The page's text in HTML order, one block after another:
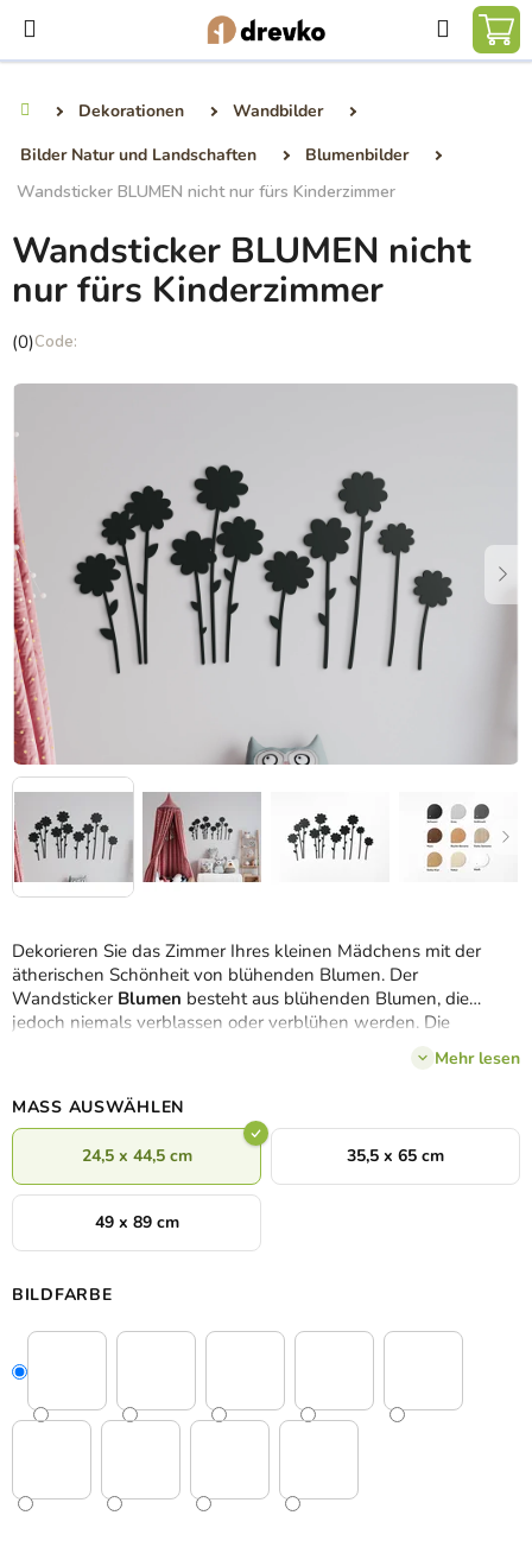
Inhalt
springen
Suchen
Dekorationen
Wandbilder
Bilder Natur und Landschaften
Blumenbilder
Wandsticker BLUMEN nicht nur fürs Kinderzimmer
Dekorieren Sie das Zimmer Ihres kleinen Mädchens mit der
ätherischen Schönheit von blühenden Blumen. Der
Wandsticker Blumen besteht aus blühenden Blumen, die
jedoch niemals verblassen oder verblühen werden. Die
Geschenk fürMehr lesen
MASS AUSWÄHLEN
24,5 x 44,5 cm 35,5 x 65 cm
49 x 89 cm
BILDFARBE
Wandsticker BLUMEN nicht
nur fürs Kinderzimmer
Die
Produktbewertung
0,0
5
Sternen.
(0)